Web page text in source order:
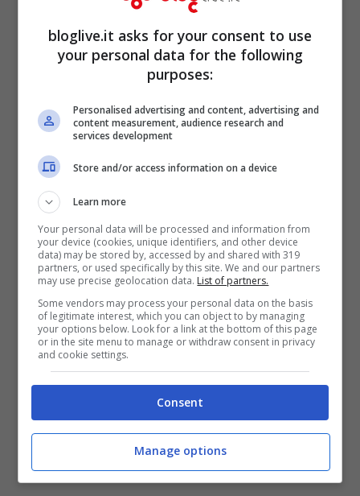
candele, e divertenti giri sui pony.
I tour operator organizzano anche
autobuscosì da consentire la possibilità di
girare e visitare tutte le località più
importanti di questa zona. Per questo
Natale 2013 esistono diverse offerte, a
partire dai 350 euro in su per tour di tre
bloglive.it asks for your consent to use
your personal data for the following
purposes:
Personalised advertising and content, advertising and
content measurement, audience research and
services development
Store and/or access information on a device
Learn more
Your personal data will be processed and information from
your device (cookies, unique identifiers, and other device
data) may be stored by, accessed by and shared with 319
partners, or used specifically by this site. We and our partners
may use precise geolocation data. List of partners.
Some vendors may process your personal data on the basis
of legitimate interest, which you can object to by managing
your options below. Look for a link at the bottom of this page
or in the site menu to manage or withdraw consent in privacy
and cookie settings.
Consent
Manage options